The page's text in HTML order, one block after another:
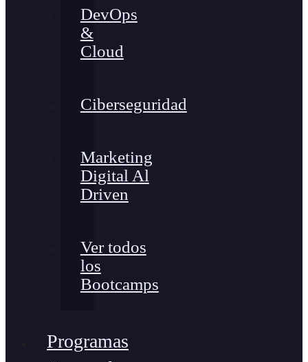
DevOps
&
Cloud
Ciberseguridad
Marketing
Digital Al
Driven
Ver todos
los
Bootcamps
Programas